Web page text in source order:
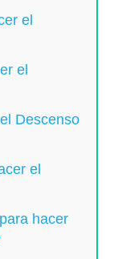
el
el
Descenso
el
hacer